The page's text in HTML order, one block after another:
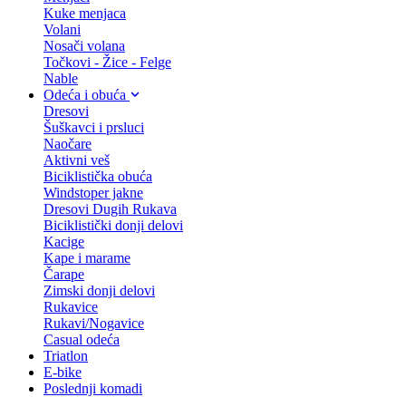
Kuke menjaca
Volani
Nosači volana
Točkovi - Žice - Felge
Nable
Odeća i obuća
Dresovi
Šuškavci i prsluci
Naočare
Aktivni veš
Biciklistička obuća
Windstoper jakne
Dresovi Dugih Rukava
Biciklistički donji delovi
Kacige
Kape i marame
Čarape
Zimski donji delovi
Rukavice
Rukavi/Nogavice
Casual odeća
Triatlon
E-bike
Poslednji komadi